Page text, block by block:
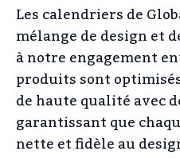
Les calendriers de
mélange de design et
à notre engagement
produits sont
de haute qualité avec
garantissant que
nette et fidèle au